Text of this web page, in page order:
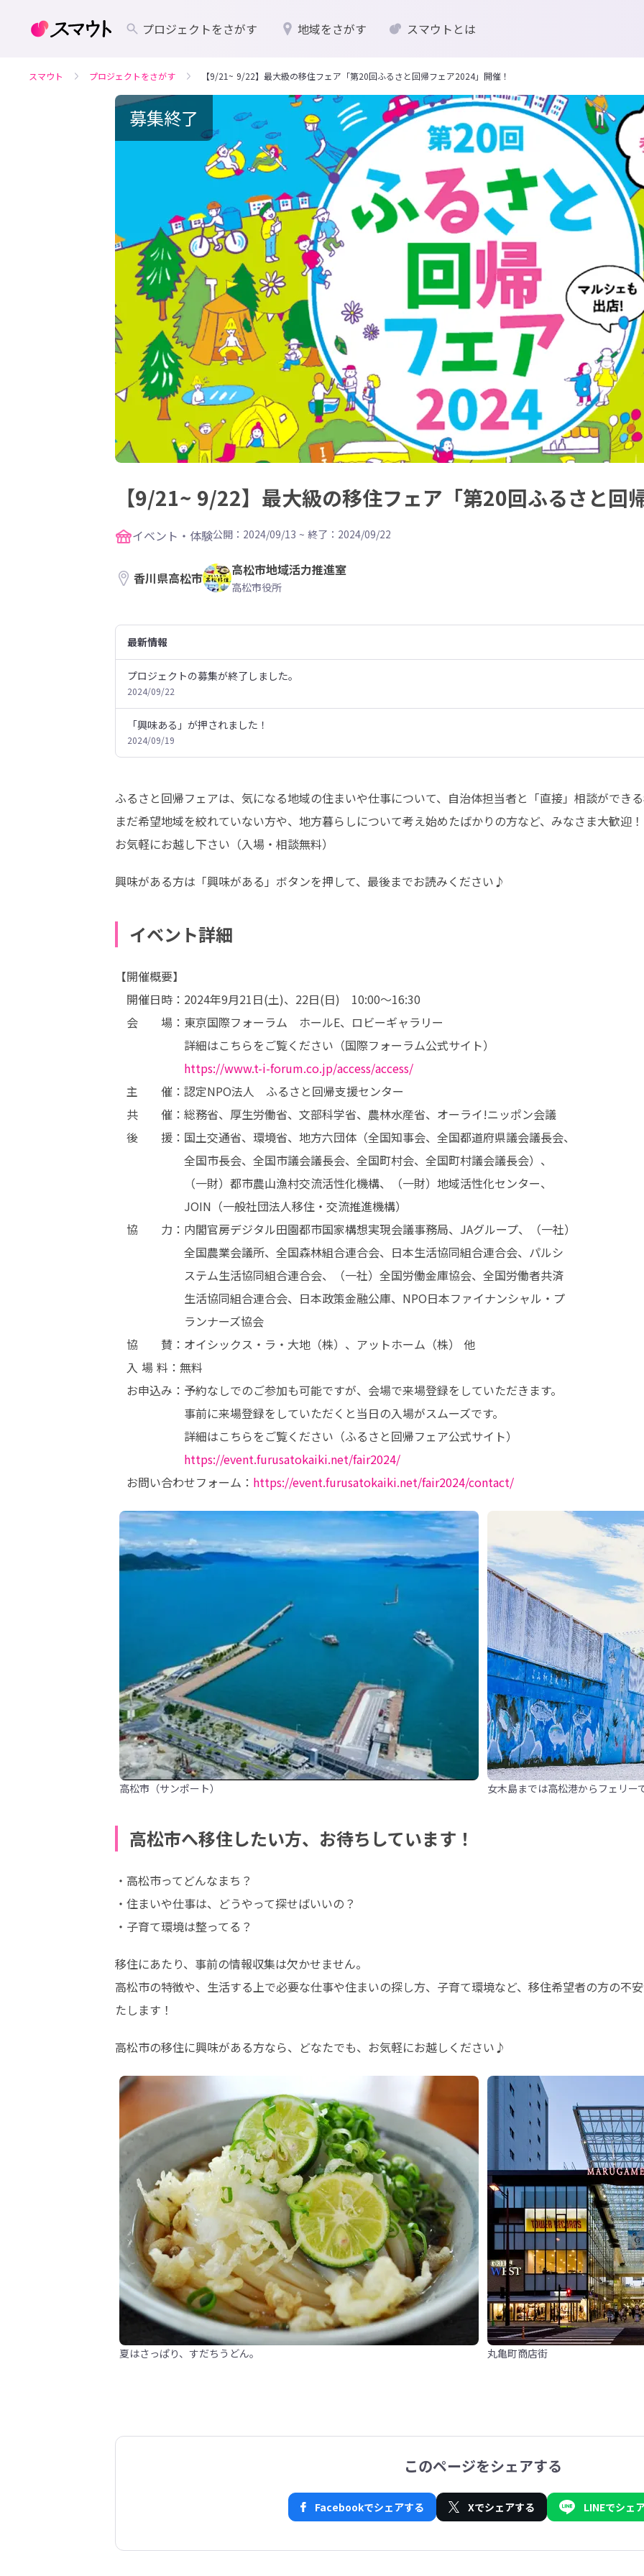
プロジェクトをさがす 地域をさがす スマウトとは
スマウト プロジェクトをさがす 【9/21~ 9/22】最大級の移住フェア「第20回ふるさと回帰フェア2024」開催！
募集終了
【9/21~ 9/22】最大級の移住フェア「第20回ふるさと回
イベント・体験公開：2024/09/13 ~ 終了：2024/09/22
香川県高松市 高松市地域活力推進室
高松市役所
最新情報
プロジェクトの募集が終了しました。
2024/09/22
「興味ある」が押されました！
2024/09/19
ふるさと回帰フェアは、気になる地域の住まいや仕事について、自治体担当者と「直接」相談ができ
まだ希望地域を絞れていない方や、地方暮らしについて考え始めたばかりの方など、みなさま大歓迎！
お気軽にお越し下さい（入場・相談無料）
興味がある方は「興味がある」ボタンを押して、最後までお読みください♪
イベント詳細
【開催概要】
開催日時：2024年9月21日(土)、22日(日)　10:00～16:30
会　　場：東京国際フォーラム　ホールE、ロビーギャラリー
詳細はこちらをご覧ください（国際フォーラム公式サイト）
https://www.t-i-forum.co.jp/access/access/
主　　催：認定NPO法人　ふるさと回帰支援センター
共　　催：総務省、厚生労働省、文部科学省、農林水産省、オーライ!ニッポン会議
後　　援：国土交通省、環境省、地方六団体（全国知事会、全国都道府県議会議長会、
全国市長会、全国市議会議長会、全国町村会、全国町村議会議長会）、
（一財）都市農山漁村交流活性化機構、（一財）地域活性化センター、
JOIN（一般社団法人移住・交流推進機構）
協　　力：内閣官房デジタル田園都市国家構想実現会議事務局、JAグループ、（一社）
全国農業会議所、全国森林組合連合会、日本生活協同組合連合会、パルシ
ステム生活協同組合連合会、（一社）全国労働金庫協会、全国労働者共済
生活協同組合連合会、日本政策金融公庫、NPO日本ファイナンシャル・プ
ランナーズ協会
協　　賛：オイシックス・ラ・大地（株）、アットホーム（株） 他
入 場 料：無料
お申込み：予約なしでのご参加も可能ですが、会場で来場登録をしていただきます。
事前に来場登録をしていただくと当日の⼊場がスムーズです。
詳細はこちらをご覧ください（ふるさと回帰フェア公式サイト）
https://event.furusatokaiki.net/fair2024/
お問い合わせフォーム： https://event.furusatokaiki.net/fair2024/contact/
高松市（サンポート） 女木島までは高松港からフェリ
高松市へ移住したい方、お待ちしています！
・高松市ってどんなまち？
・住まいや仕事は、どうやって探せばいいの？
・子育て環境は整ってる？
移住にあたり、事前の情報収集は欠かせません。
高松市の特徴や、生活する上で必要な仕事や住まいの探し方、子育て環境など、移住希望者の方の不
たします！
高松市の移住に興味がある方なら、どなたでも、お気軽にお越しください♪
夏はさっぱり、すだちうどん。 丸亀町商店街
このページをシェアする
Facebookでシェアする Xでシェアする LINEでシェ